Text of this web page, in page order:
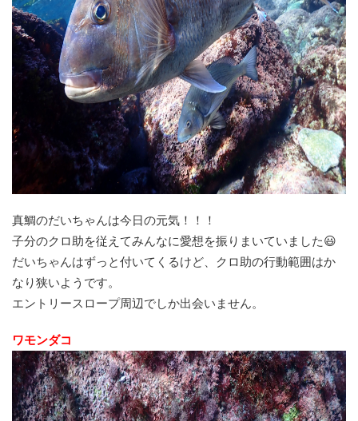
真鯛のだいちゃんは今日の元気！！！
子分のクロ助を従えてみんなに愛想を振りまいていました😃
だいちゃんはずっと付いてくるけど、クロ助の行動範囲はか
なり狭いようです。
エントリースロープ周辺でしか出会いません。
ワモンダコ